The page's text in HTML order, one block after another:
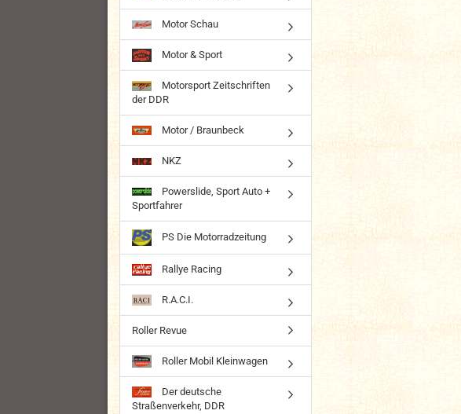
Motor Schau
Motor & Sport
Motorsport Zeitschriften
der DDR
Motor / Braunbeck
NKZ
Powerslide, Sport Auto +
Sportfahrer
PS Die Motorradzeitung
Rallye Racing
R.A.C.I.
Roller Revue
Roller Mobil Kleinwagen
Der deutsche
Straßenverkehr, DDR